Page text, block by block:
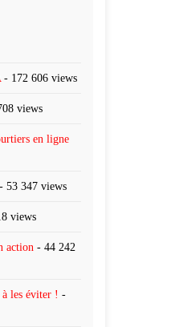
- 172 606 views
views
en ligne
- 53 347 views
views
action - 44 242
les éviter ! -